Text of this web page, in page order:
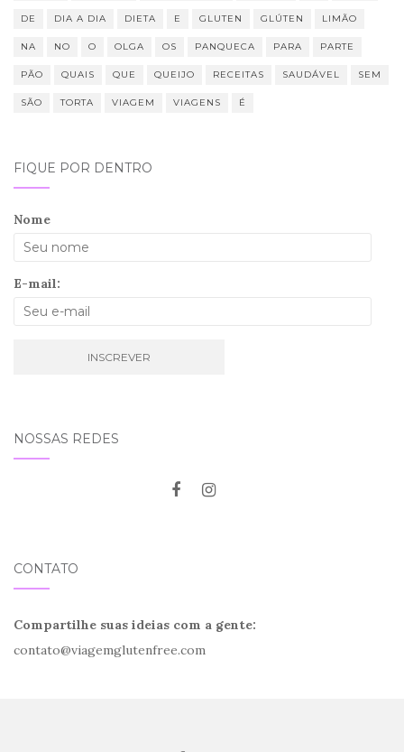
DE DIA A DIA DIETA E GLUTEN GLÚTEN LIMÃO
NA NO O OLGA OS PANQUECA PARA PARTE
PÃO QUAIS QUE QUEIJO RECEITAS SAUDÁVEL SEM
SÃO TORTA VIAGEM VIAGENS É
FIQUE POR DENTRO
Nome
E-mail:
NOSSAS REDES
CONTATO
Compartilhe suas ideias com a gente:
contato@viagemglutenfree.com